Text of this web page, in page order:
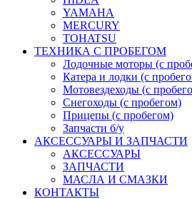
YAMAHA
MERCURY
TOHATSU
ТЕХНИКА С ПРОБЕГОМ
Лодочные моторы (с
Катера и лодки (с
Мотовездеходы (с
Снегоходы (с пробегом)
Прицепы (с пробегом)
Запчасти б/у
АКСЕССУАРЫ И ЗАПЧАСТИ
АКСЕССУАРЫ
ЗАПЧАСТИ
МАСЛА И СМАЗКИ
КОНТАКТЫ